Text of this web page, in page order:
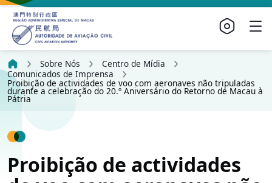
Sobre Nós
Centro de Mídia
Comunicados de Imprensa
Proibição de actividades de voo com aeronaves não tripuladas
durante a celebração do 20.º Aniversário do Retorno de Macau à
Pátria
Proibição de actividades